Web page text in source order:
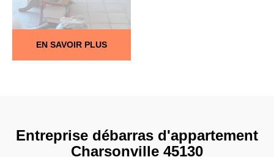
EN SAVOIR PLUS
Entreprise débarras d'appartement
Charsonville 45130